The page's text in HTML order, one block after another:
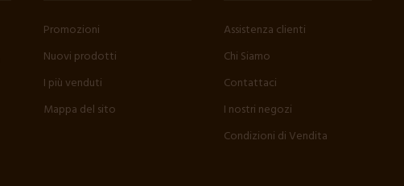
Promozioni
Nuovi prodotti
I più venduti
Mappa del sito
Assistenza clienti
Chi Siamo
Contattaci
I nostri negozi
Condizioni di Vendita